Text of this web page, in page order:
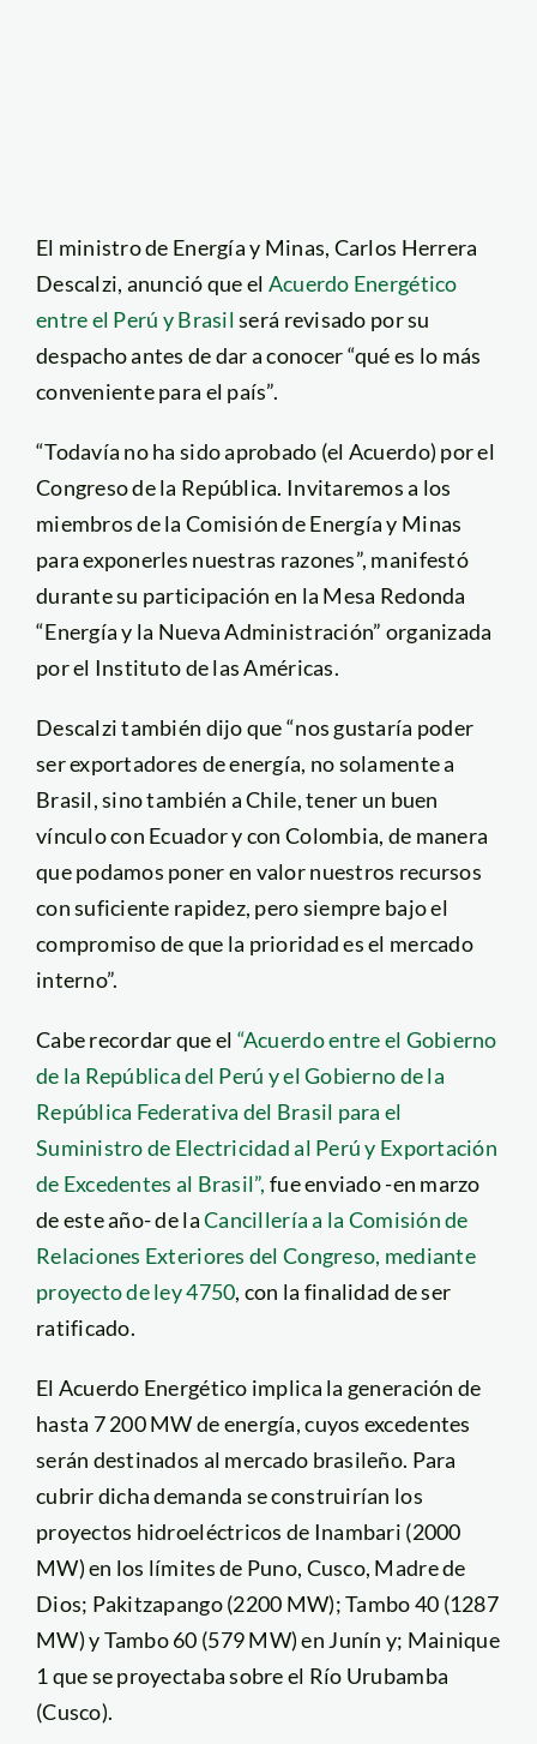
El ministro de Energía y Minas, Carlos Herrera
Descalzi, anunció que el Acuerdo Energético
entre el Perú y Brasilserá revisado por su
despacho antes de dar a conocer “qué es lo más
conveniente para el país”.
“Todavía no ha sido aprobado (el Acuerdo) por el
Congreso de la República. Invitaremos a los
miembros de la Comisión de Energía y Minas
para exponerles nuestras razones”, manifestó
durante su participación en la Mesa Redonda
“Energía y la Nueva Administración” organizada
por el Instituto de las Américas.
Descalzi también dijo que “nos gustaría poder
ser exportadores de energía, no solamente a
Brasil, sino también a Chile, tener un buen
vínculo con Ecuador y con Colombia, de manera
que podamos poner en valor nuestros recursos
con suficiente rapidez, pero siempre bajo el
compromiso de que la prioridad es el mercado
interno”.
Cabe recordar que el “Acuerdo entre el Gobierno
de la República del Perú y el Gobierno de la
República Federativa del Brasil para el
Suministro de Electricidad al Perú y Exportación
de Excedentes al Brasil”,fue enviado -en marzo
de este año- de laCancillería a la Comisión de
Relaciones Exteriores del Congreso, mediante
proyecto de ley 4750, con la finalidad de ser
ratificado.
El Acuerdo Energético implica la generación de
hasta 7 200 MW de energía, cuyos excedentes
serán destinados al mercado brasileño. Para
cubrir dicha demanda se construirían los
proyectos hidroeléctricos de Inambari (2000
MW) en los límites de Puno, Cusco, Madre de
Dios; Pakitzapango (2200 MW); Tambo 40 (1287
MW) y Tambo 60 (579 MW) en Junín y; Mainique
1 que se proyectaba sobre el Río Urubamba
(Cusco).